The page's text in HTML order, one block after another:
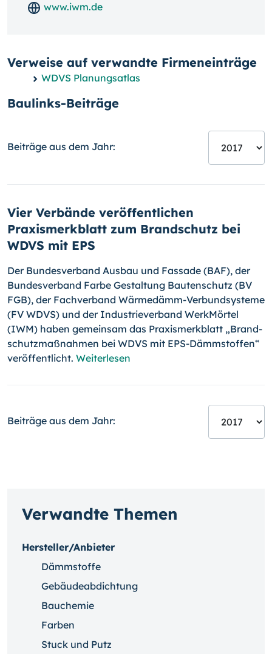
www.iwm.de
Verweise auf verwandte Firmeneinträge
WDVS Planungsatlas
Baulinks-Beiträge
Beiträge aus dem Jahr:
Vier Verbände veröffentlichen
Praxismerkblatt zum Brandschutz bei
WDVS mit EPS
Der Bundesverband Ausbau und Fassade (BAF), der
Bundesverband Farbe Gestaltung Bautenschutz (BV
FGB), der Fachverband Wärm­edämm-Ver­bundsysteme
(FV WDVS) und der Industrieverband Werk­Mör­tel
(IWM) haben gemeinsam das Praxismerkblatt „Brand­
schutz­maß­nahmen bei WDVS mit EPS-Dämmstoffen“
veröffentlicht. Weiterlesen
Beiträge aus dem Jahr:
Verwandte Themen
Hersteller/Anbieter
Dämmstoffe
Gebäudeabdichtung
Bauchemie
Farben
Stuck und Putz